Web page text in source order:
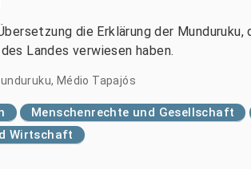
die Erklärung der Munduruku,
Landes verwiesen haben.
Médio Tapajós
Menschenrechte und Gesellschaft
Wirtschaft